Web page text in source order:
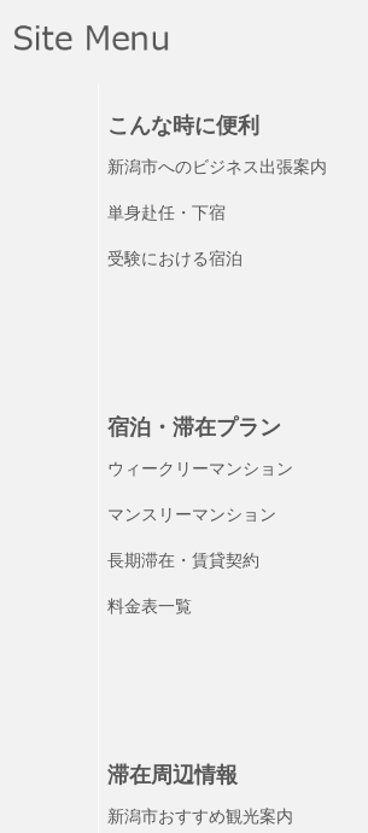
こんな時に便利
新潟市へのビジネス出張案内
単身赴任・下宿
受験における宿泊
宿泊・滞在プラン
ウィークリーマンション
マンスリーマンション
長期滞在・賃貸契約
料金表一覧
滞在周辺情報
新潟市おすすめ観光案内